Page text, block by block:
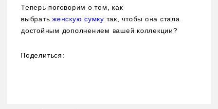
Теперь поговорим о том, как
выбрать женскую сумку так, чтобы она стала
достойным дополнением вашей коллекции?
Поделиться: